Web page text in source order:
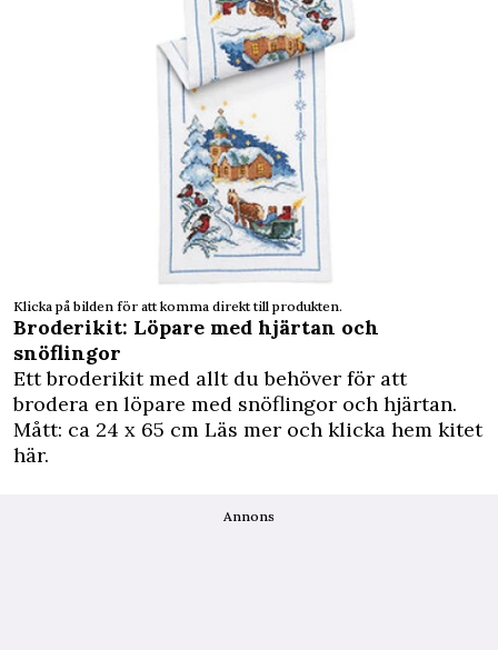
Klicka på bilden för att komma direkt till produkten.
Broderikit: Löpare med hjärtan och
snöflingor
Ett broderikit med allt du behöver för att
brodera en löpare med snöflingor och hjärtan.
Mått: ca 24 x 65 cm Läs mer och klicka hem kitet
här.
Annons